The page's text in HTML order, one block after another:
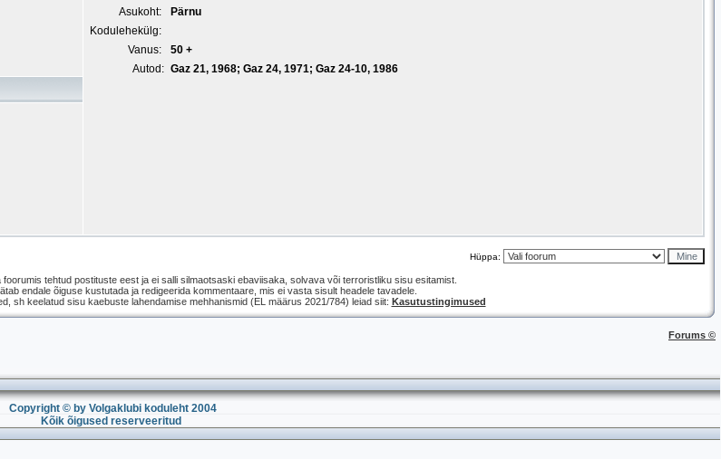
Asukoht:
Pärnu
Kodulehekülg:
Vanus:
50 +
Autod: Gaz 21, 1968; Gaz 24, 1971; Gaz 24-10, 1986
Hüppa:
tehtud postituste eest ja ei salli silmaotsaski ebaviisaka, solvava või terroristliku sisu esitamist.
endale õiguse kustutada ja redigeerida kommentaare, mis ei vasta sisult headele tavadele.
sh keelatud sisu kaebuste lahendamise mehhanismid (EL määrus 2021/784) leiad siit: Kasutustingimused
Forums ©
Copyright © by Volgaklubi koduleht 2004
Kõik õigused reserveeritud